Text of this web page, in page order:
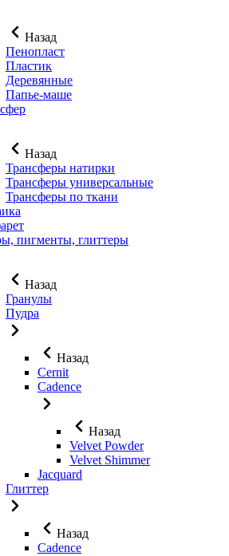
Назад
Пенопласт
Пластик
Деревянные
Папье-маше
Назад
Трансферы натирки
Трансферы универсальные
Трансферы по ткани
пигменты, глиттеры
Назад
Гранулы
Пудра
Назад
Cernit
Cadence
Назад
Velvet Powder
Velvet Shimmer
Jaсquard
Глиттер
Назад
Cadence